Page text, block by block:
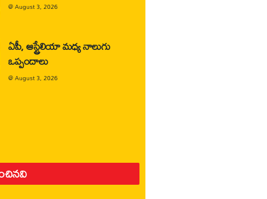
@August 3, 2026
ఏపీ, ఆస్ట్రేలియా మధ్య నాలుగు
ఒప్పందాలు
@August 3, 2026